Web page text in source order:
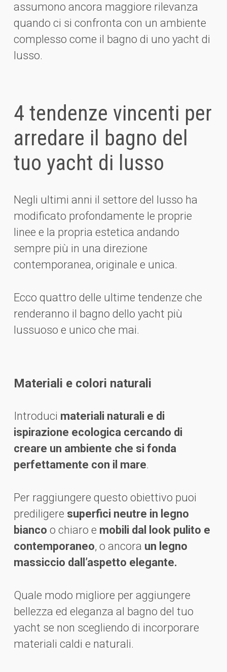
assumono ancora maggiore rilevanza
quando ci si confronta con un ambiente
complesso come il bagno di uno yacht di
lusso.
4 tendenze vincenti per
arredare il bagno del
tuo yacht di lusso
Negli ultimi anni il settore del lusso ha
modificato profondamente le proprie
linee e la propria estetica andando
sempre più in una direzione
contemporanea, originale e unica.
Ecco quattro delle ultime tendenze che
renderanno il bagno dello yacht più
lussuoso e unico che mai.
Materiali e colori naturali
Introduci materiali naturali e di
ispirazione ecologica cercando di
creare un ambiente che si fonda
perfettamente con il mare.
Per raggiungere questo obiettivo puoi
prediligere superfici neutre in legno
bianco o chiaro e mobili dal look pulito e
contemporaneo, o ancora un legno
massiccio dall’aspetto elegante.
Quale modo migliore per aggiungere
bellezza ed eleganza al bagno del tuo
yacht se non scegliendo di incorporare
materiali caldi e naturali.